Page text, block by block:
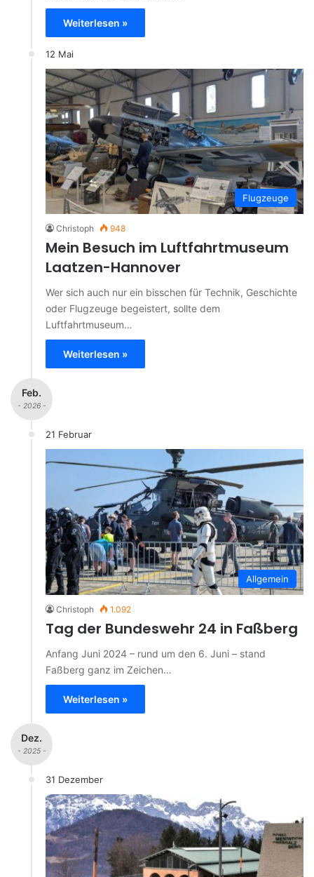
Weiterlesen »
12 Mai
Flugzeuge
Christoph 948
Mein Besuch im Luftfahrtmuseum
Laatzen-Hannover
Wer sich auch nur ein bisschen für Technik, Geschichte
oder Flugzeuge begeistert, sollte dem
Luftfahrtmuseum…
Weiterlesen »
Feb.
- 2026 -
21 Februar
Allgemein
Christoph 1.092
Tag der Bundeswehr 24 in Faßberg
Anfang Juni 2024 – rund um den 6. Juni – stand
Faßberg ganz im Zeichen…
Weiterlesen »
Dez.
- 2025 -
31 Dezember